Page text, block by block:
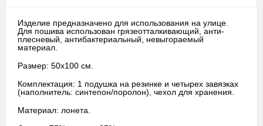
Изделие предназначено для использования на улице.
Для пошива использован грязеотталкивающий, анти-
плесневый, антибактериальный, невыгораемый
материал.
Размер: 50x100 см.
Комплектация: 1 подушка на резинке и четырех завязках
(наполнитель: синтепон/поролон), чехол для хранения.
Материал: лонета.